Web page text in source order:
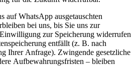
auf WhatsApp ausgetauschten
bei uns, bis Sie uns zur
zur Speicherung widerrufen
entfällt (z. B. nach
Ihrer Anfrage). Zwingende gesetzliche
Aufbewahrungsfristen – bleiben